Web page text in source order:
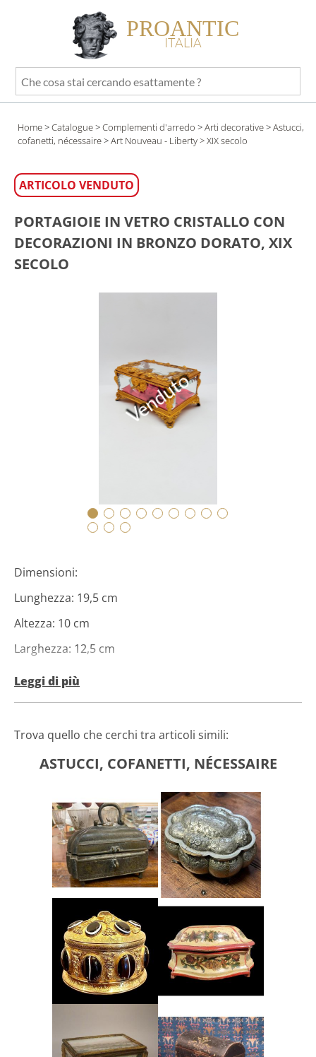
PROANTIC
ITALIA
Che
cosa
cercando
esattamente
Home>Catalogue>Complementi d'arredo >Arti decorative>Astucci,
cofanetti, nécessaire>Art Nouveau - Liberty> XIX secolo
ARTICOLO VENDUTO
PORTAGIOIE IN VETRO CRISTALLO CON
DECORAZIONI IN BRONZO DORATO, XIX
SECOLO
Venduto
Dimensioni:
Lunghezza: 19,5 cm
Altezza: 10 cm
Larghezza: 12,5 cm
Portagioie in vetro cristallo con decorazioni in bronzo
dorato, XIX secolo
Leggi di più
Trova quello che cerchi tra articoli simili:
ASTUCCI, COFANETTI, NÉCESSAIRE